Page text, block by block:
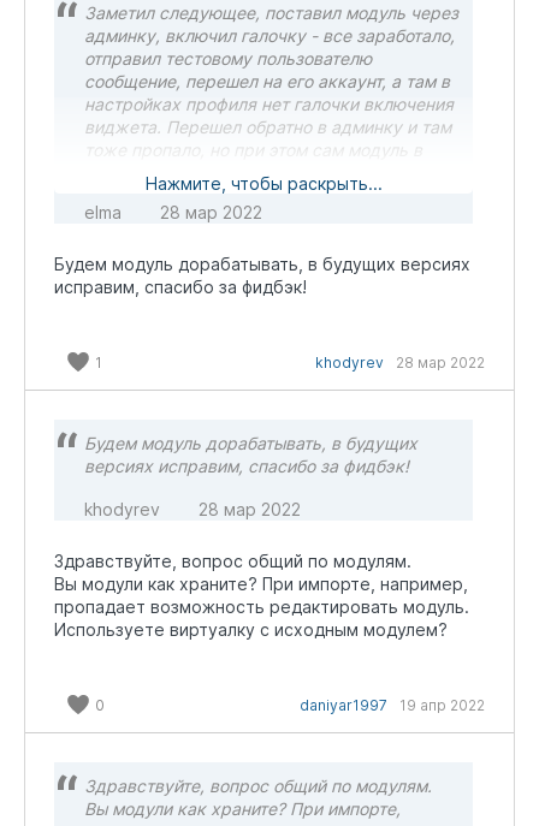
Заметил следующее, поставил модуль через
админку, включил галочку - все заработало,
отправил тестовому пользователю
сообщение, перешел на его аккаунт, а там в
настройках профиля нет галочки включения
виджета. Перешел обратно в админку и там
тоже пропало, но при этом сам модуль в
режиме "включен", похоже что-то сбоит еще
UPD: когда заходишь в админку - виджет не
перезагрузки - начинает отображаться.
Также у тестового пользователя. То есть до
Нажмите, чтобы раскрыть...
elma
28 мар 2022
Будем модуль дорабатывать, в будущих версиях
исправим, спасибо за фидбэк!
1 khodyrev 28 мар 2022
Будем модуль дорабатывать, в будущих
версиях исправим, спасибо за фидбэк!
khodyrev 28 мар 2022
Здравствуйте, вопрос общий по модулям.
Вы модули как храните? При импорте, например,
пропадает возможность редактировать модуль.
Используете виртуалку с исходным модулем?
0 daniyar1997 19 апр 2022
Здравствуйте, вопрос общий по модулям.
Вы модули как храните? При импорте,